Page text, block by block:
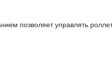
позволяет управлять